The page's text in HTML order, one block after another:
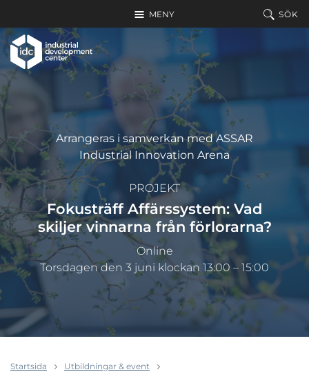
MENY SÖK
Arrangeras i samverkan med ASSAR
Industrial Innovation Arena
PROJEKT
Fokusträff Affärssystem: Vad
skiljer vinnarna från förlorarna?
Online
Torsdagen den 3 juni klockan 13:00 – 15:00
Startsida
Utbildningar & event